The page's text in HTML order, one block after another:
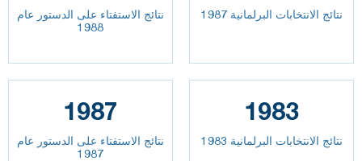
نتائج الاستفتاء على الدستور عام
1988
نتائج الانتخابات البرلمانية 1987
1987
نتائج الاستفتاء على الدستور عام
1987
1983
نتائج الانتخابات البرلمانية 1983